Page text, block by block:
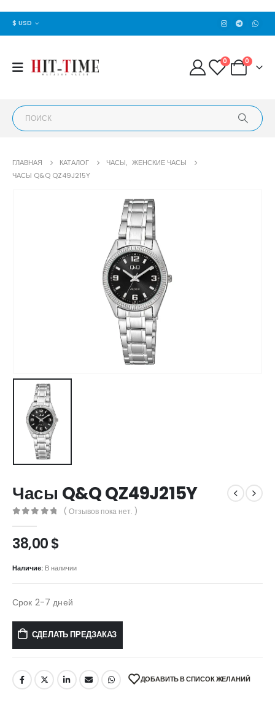
$ USD
0 0
ГЛАВНАЯ КАТАЛОГ ЧАСЫ, ЖЕНСКИЕ ЧАСЫ
ЧАСЫ Q&Q QZ49J215Y
Часы Q&Q QZ49J215Y
( Отзывов пока нет. )
38,00$
Наличие: В наличии
Срок 2-7 дней
СДЕЛАТЬ ПРЕДЗАКАЗ
ДОБАВИТЬ В СПИСОК ЖЕЛАНИЙ